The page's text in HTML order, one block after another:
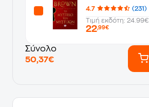
4.7
(231)
Τιμή εκδότη: 24.99€
22,99€
Σύνολο
50,37€